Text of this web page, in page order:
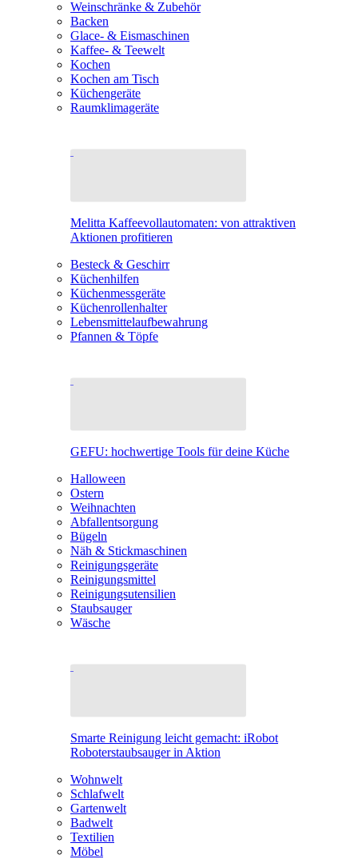
Weinschränke & Zubehör
Backen
Glace- & Eismaschinen
Kaffee- & Teewelt
Kochen
Kochen am Tisch
Küchengeräte
Raumklimageräte
Melitta Kaffeevollautomaten: von attraktiven
Aktionen profitieren
Besteck & Geschirr
Küchenhilfen
Küchenmessgeräte
Küchenrollenhalter
Lebensmittelaufbewahrung
Pfannen & Töpfe
GEFU: hochwertige Tools für deine Küche
Halloween
Ostern
Weihnachten
Abfallentsorgung
Bügeln
Näh & Stickmaschinen
Reinigungsgeräte
Reinigungsmittel
Reinigungsutensilien
Staubsauger
Wäsche
Smarte Reinigung leicht gemacht: iRobot
Roboterstaubsauger in Aktion
Wohnwelt
Schlafwelt
Gartenwelt
Badwelt
Textilien
Möbel